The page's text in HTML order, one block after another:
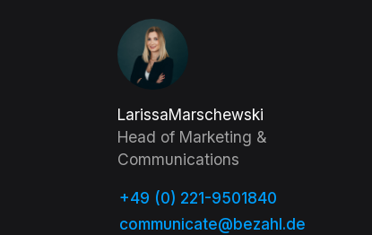
LarissaMarschewski
Head of Marketing &
Communications
+49 (0) 221-9501840
communicate@bezahl.de